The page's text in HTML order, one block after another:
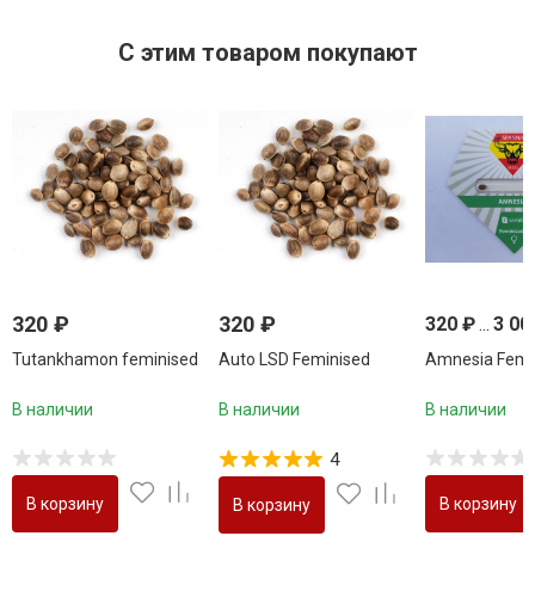
C этим товаром покупают
320 ₽
Tutankhamon feminised
В наличии
В корзину
320 ₽
Auto LSD Feminised
В наличии
4
В корзину
320 ₽ ... 3
Amnesia
В наличии
В корзину